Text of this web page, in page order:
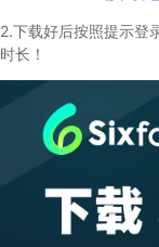
2.下载好后按照提示登
时长！